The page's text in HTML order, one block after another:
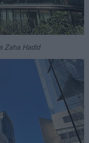
Zaha Hadid